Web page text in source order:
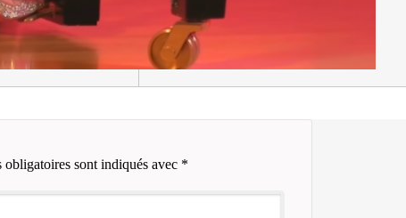
obligatoires sont indiqués avec *